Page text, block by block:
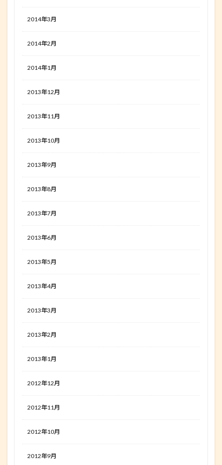
2014年3月
2014年2月
2014年1月
2013年12月
2013年11月
2013年10月
2013年9月
2013年8月
2013年7月
2013年6月
2013年5月
2013年4月
2013年3月
2013年2月
2013年1月
2012年12月
2012年11月
2012年10月
2012年9月